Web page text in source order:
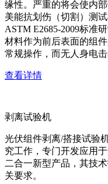
缘性。严重的将会使内
美能抗划伤（切割）测试
ASTM E2685-2009标准
材料作为前后表面的组
常规操作，而无人身电击
查看详情
剥离试验机
光伏组件剥离/搭接试验
究工作，专门开发应用
二合一新型产品，其技
关要求。